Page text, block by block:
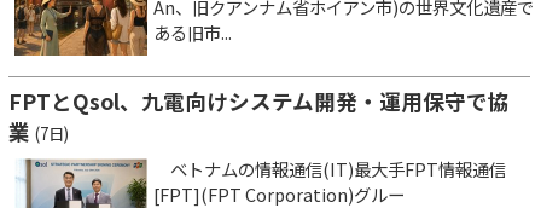
An、旧クアンナム省ホイアン市)の世界文化遺産で
ある旧市...
FPTとQsol、九電向けシステム開発・運用保守で協
業 (7日)
ベトナムの情報通信(IT)最大手FPT情報通信
[FPT](FPT Corporation)グルー